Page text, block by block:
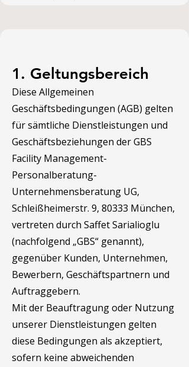
1. Geltungsbereich
Diese Allgemeinen
Geschäftsbedingungen (AGB) gelten
für sämtliche Dienstleistungen und
Geschäftsbeziehungen der GBS
Facility Management-
Personalberatung-
Unternehmensberatung UG,
Schleißheimerstr. 9, 80333 München,
vertreten durch Saffet Sarialioglu
(nachfolgend „GBS“ genannt),
gegenüber Kunden, Unternehmen,
Bewerbern, Geschäftspartnern und
Auftraggebern.
Mit der Beauftragung oder Nutzung
unserer Dienstleistungen gelten
diese Bedingungen als akzeptiert,
sofern keine abweichenden